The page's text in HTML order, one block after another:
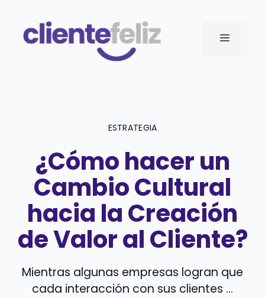
contenido
MENÚ
ESTRATEGIA
¿Cómo hacer un
Cambio Cultural
hacia la Creación
de Valor al Cliente?
Mientras algunas empresas logran que
cada interacción con sus clientes ...